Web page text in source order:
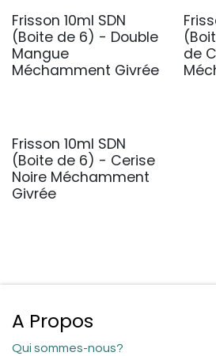
Frisson 10ml SDN
(Boite de 6) - Double
Mangue
Méchamment Givrée
de
Frisson 10ml SDN
(Boite de 6) - Cerise
Noire Méchamment
Givrée
A Propos
Qui sommes-nous?